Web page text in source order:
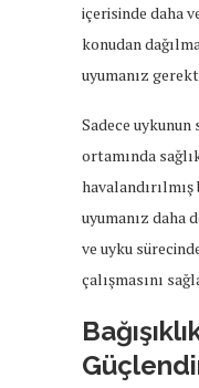
içerisinde daha
konudan
uyumanız
Sadece
ortamında
uyumanız daha
ve uyku
çalışmasını